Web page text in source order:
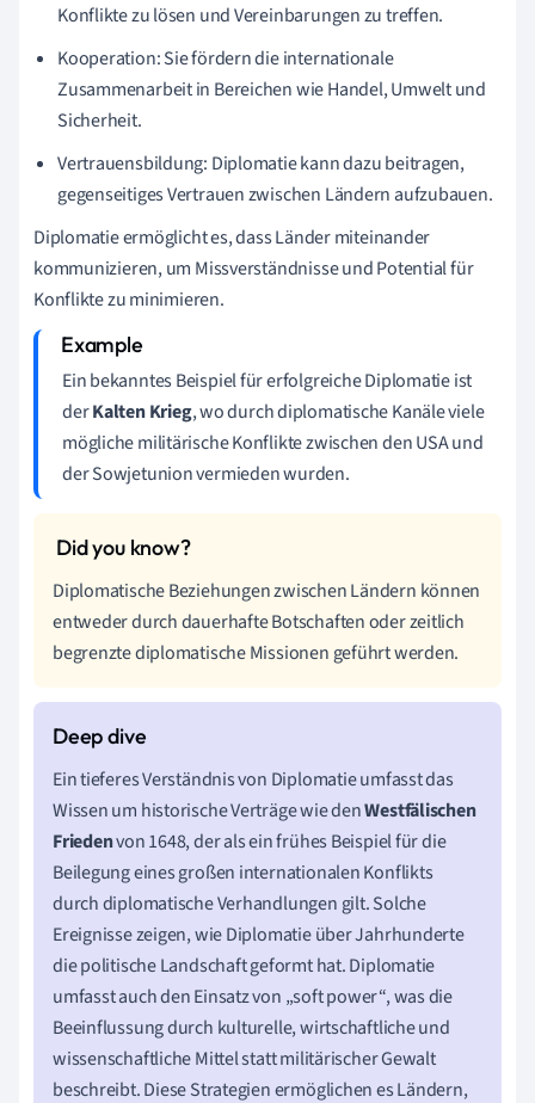
Konflikte zu lösen und Vereinbarungen zu treffen.
Kooperation: Sie fördern die internationale
Zusammenarbeit in Bereichen wie Handel, Umwelt und
Sicherheit.
Vertrauensbildung: Diplomatie kann dazu beitragen,
gegenseitiges Vertrauen zwischen Ländern aufzubauen.
Diplomatie ermöglicht es, dass Länder miteinander
kommunizieren, um Missverständnisse und Potential für
Konflikte zu minimieren.
Ein bekanntes Beispiel für erfolgreiche Diplomatie ist
derKalten Krieg, wo durch diplomatische Kanäle viele
mögliche militärische Konflikte zwischen den USA und
der Sowjetunion vermieden wurden.
Diplomatische Beziehungen zwischen Ländern können
entweder durch dauerhafte Botschaften oder zeitlich
begrenzte diplomatische Missionen geführt werden.
Ein tieferes Verständnis von Diplomatie umfasst das
Wissen um historische Verträge wie denWestfälischen
Friedenvon 1648, der als ein frühes Beispiel für die
Beilegung eines großen internationalen Konflikts
durch diplomatische Verhandlungen gilt. Solche
Ereignisse zeigen, wie Diplomatie über Jahrhunderte
die politische Landschaft geformt hat. Diplomatie
umfasst auch den Einsatz von „soft power“, was die
Beeinflussung durch kulturelle, wirtschaftliche und
wissenschaftliche Mittel statt militärischer Gewalt
beschreibt. Diese Strategien ermöglichen es Ländern,